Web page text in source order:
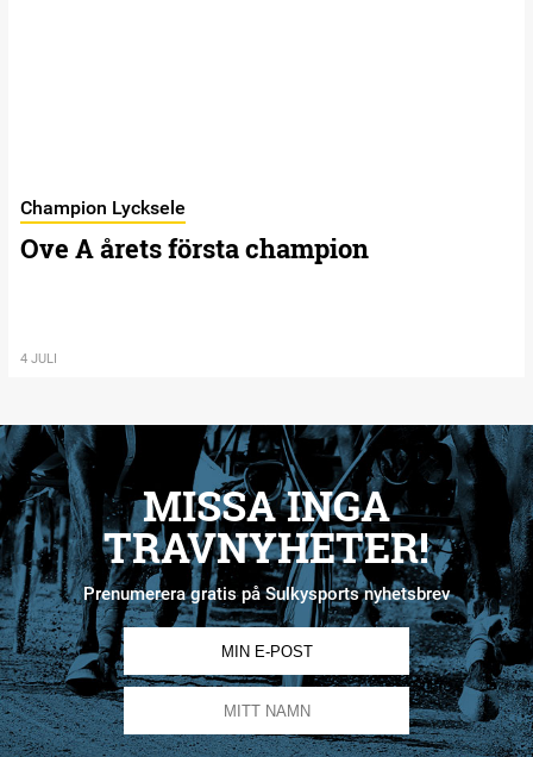
Champion Lycksele
Ove A årets första champion
4 JULI
MISSA INGA
TRAVNYHETER!
Prenumerera gratis på Sulkysports nyhetsbrev